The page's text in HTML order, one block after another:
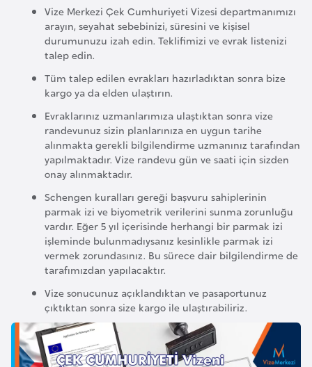
Vize Merkezi Çek Cumhuriyeti Vizesi departmanımızı
arayın, seyahat sebebinizi, süresini ve kişisel
durumunuzu izah edin. Teklifimizi ve evrak listenizi
talep edin.
Tüm talep edilen evrakları hazırladıktan sonra bize
kargo ya da elden ulaştırın.
Evraklarınız uzmanlarımıza ulaştıktan sonra vize
randevunuz sizin planlarınıza en uygun tarihe
alınmakta gerekli bilgilendirme uzmanınız tarafından
yapılmaktadır. Vize randevu gün ve saati için sizden
onay alınmaktadır.
Schengen kuralları gereği başvuru sahiplerinin
parmak izi ve biyometrik verilerini sunma zorunluğu
vardır. Eğer 5 yıl içerisinde herhangi bir parmak izi
işleminde bulunmadıysanız kesinlikle parmak izi
vermek zorundasınız. Bu sürece dair bilgilendirme de
tarafımızdan yapılacaktır.
Vize sonucunuz açıklandıktan ve pasaportunuz
çıktıktan sonra size kargo ile ulaştırabiliriz.
e
n
i